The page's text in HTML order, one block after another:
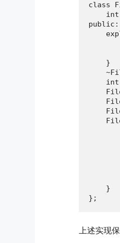
class
int
public:
    }
    }
};
上述实现